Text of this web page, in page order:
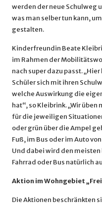
werden der neue Schulweg
was man selber tun kann,
gestalten.
Kinderfreundin Beate
im Rahmen der
nach super dazu passt.
Schüler sich mit ihren
welche Auswirkung die
hat“, so Kleibrink. „Wir
für die jeweiligen
oder grün über die Ampel
Fuß, im Bus oder im Auto
Und dabei wird den meisten
Fahrrad oder Bus natürlich
Aktion im Wohngebiet
Die Aktionen beschränkten